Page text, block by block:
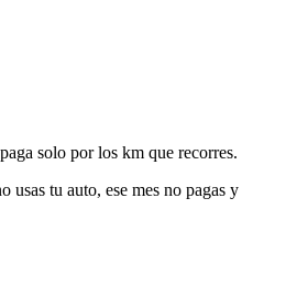
paga solo por los km que recorres.
usas tu auto, ese mes no pagas y